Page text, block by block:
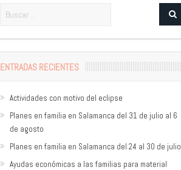
ENTRADAS RECIENTES
Actividades con motivo del eclipse
Planes en familia en Salamanca del 31 de julio al 6
de agosto
Planes en familia en Salamanca del 24 al 30 de julio
Ayudas económicas a las familias para material